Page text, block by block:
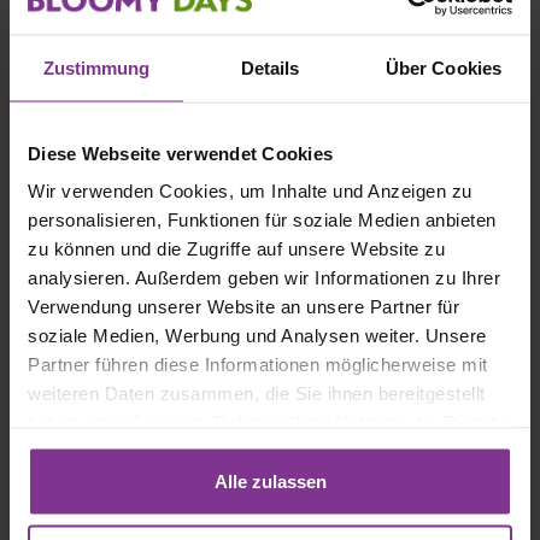
Zustimmung Details Über Cookies
Diese Webseite verwendet Cookies
Wir verwenden Cookies, um Inhalte und Anzeigen zu
personalisieren, Funktionen für soziale Medien anbieten
zu können und die Zugriffe auf unsere Website zu
analysieren. Außerdem geben wir Informationen zu Ihrer
Verwendung unserer Website an unsere Partner für
soziale Medien, Werbung und Analysen weiter. Unsere
Partner führen diese Informationen möglicherweise mit
weiteren Daten zusammen, die Sie ihnen bereitgestellt
gesammelt haben. Mit Klick auf „[Zustimmen / Alles
akzeptieren / etc.]“ erteilen Sie Ihre Einwilligung auch in
die Weitergabe über Ihr Verhalten in unserem Shop an
Alle zulassen
Hauptblüte: Levkojen
Hauptfarbe:
Orange , Violett
Echte Eindrücke geteilt von Euch: